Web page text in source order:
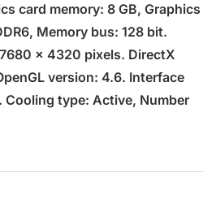
card memory: 8 GB, Graphics
Memory bus: 128 bit.
x 4320 pixels. DirectX
version: 4.6. Interface
Cooling type: Active, Number